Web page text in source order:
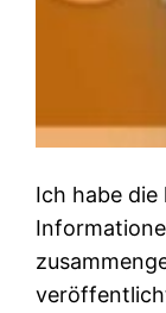
Ich habe die